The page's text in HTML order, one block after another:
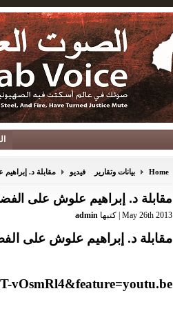
Home بيانات وتقارير فيديو مقابلة د. إبراهيم
مقابلة د. إبراهيم علوش على الفضائية
May 26th 2013 | كتبها admin
مقابلة د. إبراهيم علوش على الفضائية
vOsmRl4&feature=youtu.be